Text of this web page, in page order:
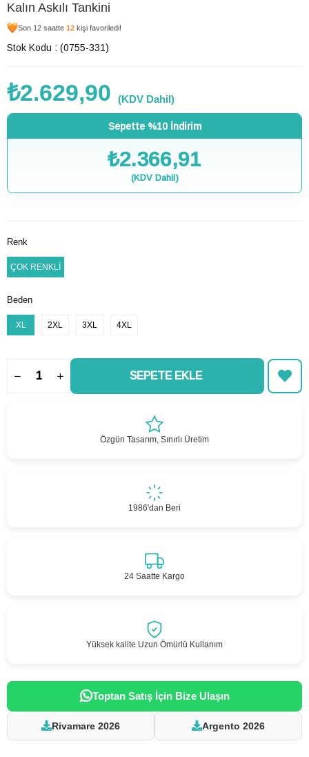
Kalın Askılı Tankini
Son 12 saatte 12 kişi favoriledi!
Stok Kodu (0755-331)
₺2.629,90 (KDV Dahil)
Sepette %10 İndirim
₺2.366,91
(KDV Dahil)
Renk
ÇOK RENKLİ
Beden
XL 2XL 3XL 4XL
Özgün Tasarım, Sınırlı Üretim
1986'dan Beri
24 Saatte Kargo
Yüksek kalite Uzun Ömürlü Kullanım
Toptan Satış İçin Bize Ulaşın
Rivamare 2026 Argento 2026